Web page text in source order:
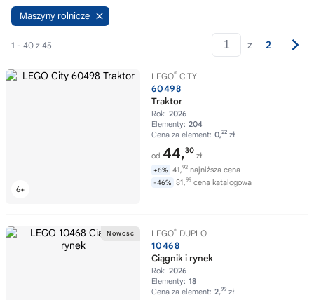
Maszyny rolnicze
1 - 40 z 45 z 2
LEGO® CITY
60498
Traktor
Rok: 2026
Elementy: 204
Cena za element: 0,22 zł
od 44,30
zł
+6% 41,92 najniższa cena
-46% 81,99 cena katalogowa
LEGO® DUPLO
10468
Ciągnik i rynek
Rok: 2026
Elementy: 18
Cena za element: 2,99 zł